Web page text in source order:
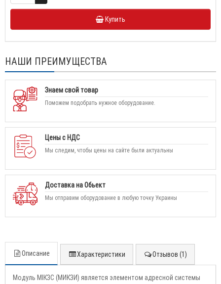
Купить
НАШИ ПРЕИМУЩЕСТВА
Знаем свой товар
Поможем подобрать нужное оборудование.
Цены с НДС
Мы следим, чтобы цены на сайте были актуальны
Доставка на Обьект
Мы отправим оборудование в любую точку Украины
Описание Характеристики Отзывов (1)
Модуль МІКЗС (МИКЗИ) является элементом адресной системы